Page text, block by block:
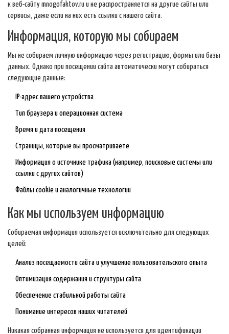
к веб-сайту mnogofaktov.ru и не распространяется на другие сайты или
сервисы, даже если на них есть ссылки с нашего сайта.
Информация, которую мы собираем
Мы не собираем личную информацию через регистрацию, формы или базы
данных. Однако при посещении сайта автоматически могут собираться
следующие данные:
IP-адрес вашего устройства
Тип браузера и операционная система
Время и дата посещения
Страницы, которые вы просматриваете
Информация о источнике трафика (например, поисковые системы или
ссылки с других сайтов)
Файлы cookie и аналогичные технологии
Как мы используем информацию
Собираемая информация используется исключительно для следующих
целей:
Анализ посещаемости сайта и улучшение пользовательского опыта
Оптимизация содержания и структуры сайта
Обеспечение стабильной работы сайта
Понимание интересов наших читателей
Никакая собранная информация не используется для идентификации